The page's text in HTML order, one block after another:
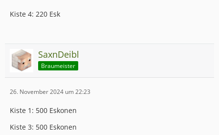
Kiste 4: 220 Esk
SaxnDeibl
Braumeister
26. November 2024 um 22:23
Kiste 1: 500 Eskonen
Kiste 3: 500 Eskonen